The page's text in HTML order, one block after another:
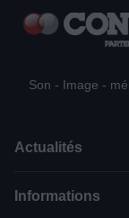
Son - Image -
Actualités
Informations